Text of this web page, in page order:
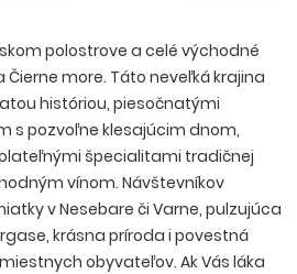
polostrove a celé východné
more. Táto neveľká krajina
históriou, piesočnatými
s pozvoľne klesajúcim dnom,
špecialitami tradičnej
vínom. Návštevníkov
v Nesebare či Varne, pulzujúca
krásna príroda i povestná
obyvateľov. Ak Vás láka